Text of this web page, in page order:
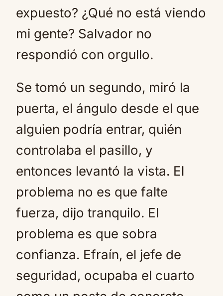
expuesto? ¿Qué no está viendo
mi gente? Salvador no
respondió con orgullo.
Se tomó un segundo, miró la
puerta, el ángulo desde el que
alguien podría entrar, quién
controlaba el pasillo, y
entonces levantó la vista. El
problema no es que falte
fuerza, dijo tranquilo. El
problema es que sobra
confianza. Efraín, el jefe de
seguridad, ocupaba el cuarto